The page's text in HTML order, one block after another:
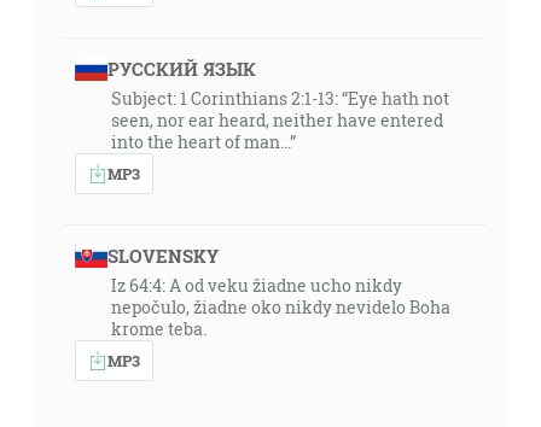
РУССКИЙ ЯЗЫК
Subject: 1 Corinthians 2:1-13: “Eye hath not
seen, nor ear heard, neither have entered
into the heart of man...”
MP3
SLOVENSKY
Iz 64:4: A od veku žiadne ucho nikdy
nepočulo, žiadne oko nikdy nevidelo Boha
krome teba.
MP3